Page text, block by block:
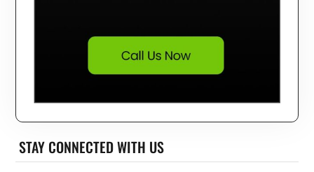
STAY CONNECTED WITH US